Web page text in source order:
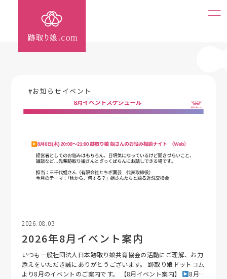
#お知らせイベント
2026.08.03
2026年8月イベント案内
いつも一般社団法人日本跡取り娘共育協会の活動にご理解、お力
添えをいただき誠にありがとうございます。 跡取り娘ドットコム
より8月のイベントのご案内です。 【8月イベント案内】
8月6